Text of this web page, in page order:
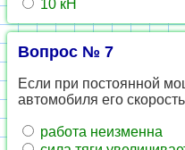
10 кН
Вопрос № 7
Если при постоянной
автомобиля его
работа неизменна